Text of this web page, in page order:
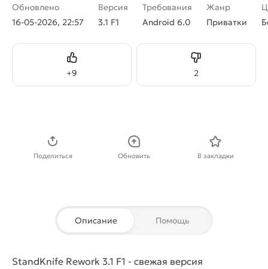
Обновлено
16-05-2026, 22:57
Версия
3.1 F1
Требования
Android 6.0
Жанр
Приватки
+9
Нравится 2Не нравится
Поделиться Обновить В закладки
Описание Помощь
StandKnife Rework 3.1 F1 - свежая версия